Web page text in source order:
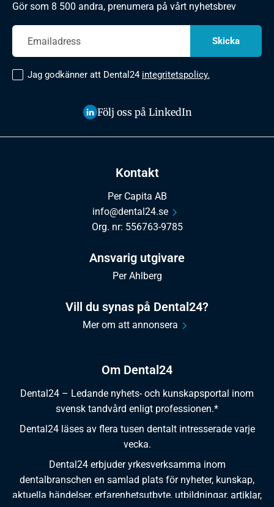
Om Dental24
Dental24 – Ledande nyhets- och kunskapsportal inom
svensk tandvård enligt professionen.*
Dental24 läses av flera tusen dentalt intresserade varje
vecka.
Dental24 erbjuder yrkesverksamma inom
dentalbranschen en samlad plats för nyheter, kunskap,
aktuella händelser, erfarenhetsutbyte, utbildningar, artiklar,
Kontakt
Per Capita AB
info@dental24.se
Org. nr: 556763-9785
Ansvarig utgivare
Per Ahlberg
Vill du synas på Dental24?
Mer om att annonsera
Gör som 8 500 andra, prenumera på vårt nyhetsbrev
Jag godkänner att Dental24 integritetspolicy.
Följ oss på LinkedIn